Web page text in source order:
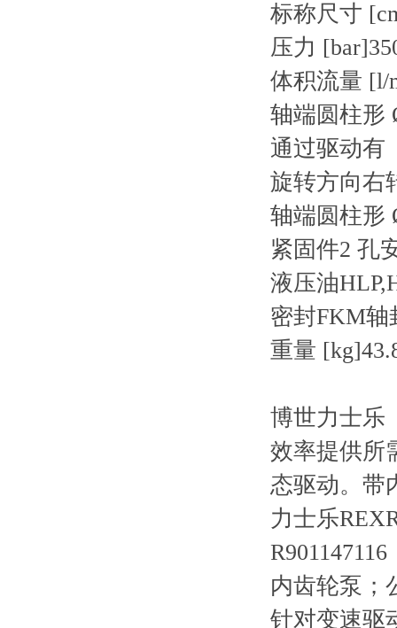
标称尺寸
压力
体积流量 [l/
轴端圆柱形
通过驱动有
旋转方向右
轴端圆柱形
紧固件2 孔
液压油
密封FKM轴
重量
博世力士乐
效率提供所
态驱动。带
力士乐
R901147116
内齿轮泵；
针对变速驱